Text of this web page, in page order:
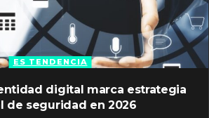
ES TENDENCIA
digital marca estrategia
de seguridad en 2026